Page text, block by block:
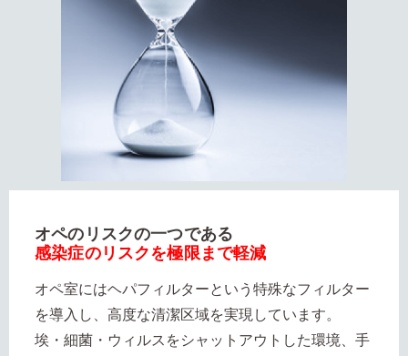
オペのリスクの一つである
感染症のリスクを極限まで軽減
オペ室にはヘパフィルターという特殊なフィルター
を導入し、高度な清潔区域を実現しています。
埃・細菌・ウィルスをシャットアウトした環境、手